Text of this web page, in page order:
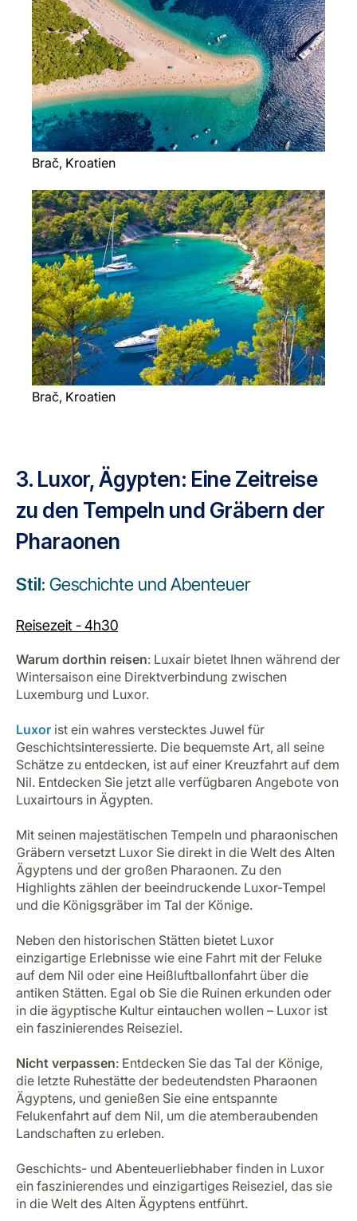
Brač, Kroatien
Brač, Kroatien
3. Luxor, Ägypten: Eine Zeitreise
zu den Tempeln und Gräbern der
Pharaonen
Stil: Geschichte und Abenteuer
Reisezeit - 4h30
Warum dorthin reisen: Luxair bietet Ihnen während der
Wintersaison eine Direktverbindung zwischen
Luxemburg und Luxor.
Luxor ist ein wahres verstecktes Juwel für
Geschichtsinteressierte. Die bequemste Art, all seine
Schätze zu entdecken, ist auf einer Kreuzfahrt auf dem
Nil. Entdecken Sie jetzt alle verfügbaren Angebote von
Luxairtours in Ägypten.
Mit seinen majestätischen Tempeln und pharaonischen
Gräbern versetzt Luxor Sie direkt in die Welt des Alten
Ägyptens und der großen Pharaonen. Zu den
Highlights zählen der beeindruckende Luxor-Tempel
und die Königsgräber im Tal der Könige.
Neben den historischen Stätten bietet Luxor
einzigartige Erlebnisse wie eine Fahrt mit der Feluke
auf dem Nil oder eine Heißluftballonfahrt über die
antiken Stätten. Egal ob Sie die Ruinen erkunden oder
in die ägyptische Kultur eintauchen wollen – Luxor ist
ein faszinierendes Reiseziel.
Nicht verpassen: Entdecken Sie das Tal der Könige,
die letzte Ruhestätte der bedeutendsten Pharaonen
Ägyptens, und genießen Sie eine entspannte
Felukenfahrt auf dem Nil, um die atemberaubenden
Landschaften zu erleben.
Geschichts- und Abenteuerliebhaber finden in Luxor
ein faszinierendes und einzigartiges Reiseziel, das sie
in die Welt des Alten Ägyptens entführt.